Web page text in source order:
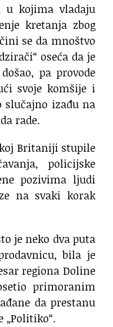
u kojima vladaju
kretanja zbog
se da mnoštvo
oseća da je
pa provode
svoje komšije i
izađu na
rade.
Britaniji stupile
policijske
pozivima ljudi
na svaki korak
je neko dva puta
bila je
regiona Doline
primoranim
da prestanu
„Politiko“.